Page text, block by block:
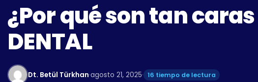
¿Por qué son tan
DENTAL
Dt. Betül Türkhan·agosto 21, 2025· 16 tiempo de lectura